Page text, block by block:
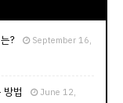
?
September 16,
법
June 12,